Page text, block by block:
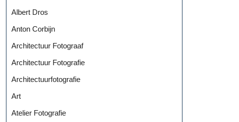
Albert Dros
Anton Corbijn
Architectuur Fotograaf
Architectuur Fotografie
Architectuurfotografie
Art
Atelier Fotografie